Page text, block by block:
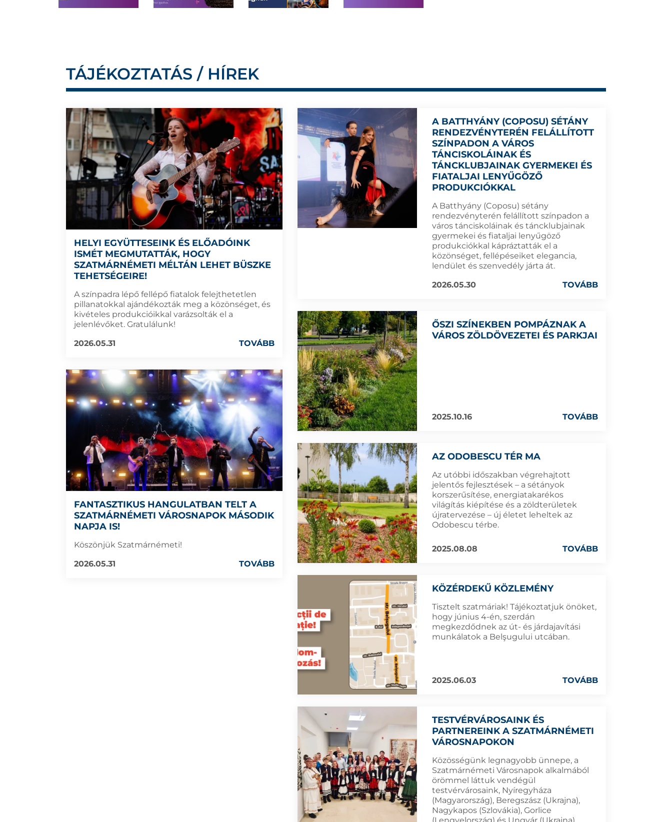
TÁJÉKOZTATÁS / HÍREK
HELYI EGYÜTTESEINK ÉS ELŐADÓINK
ISMÉT MEGMUTATTÁK, HOGY
SZATMÁRNÉMETI MÉLTÁN LEHET BÜSZKE
TEHETSÉGEIRE!
A színpadra lépő fellépő fiatalok felejthetetlen
pillanatokkal ajándékozták meg a közönséget, és
kivételes produkcióikkal varázsolták el a
jelenlévőket. Gratulálunk!
2026.05.31
TOVÁBB
FANTASZTIKUS HANGULATBAN TELT A
SZATMÁRNÉMETI VÁROSNAPOK MÁSODIK
NAPJA IS!
Köszönjük Szatmárnémeti!
2026.05.31
TOVÁBB
A BATTHYÁNY (COPOSU) SÉTÁNY
RENDEZVÉNYTERÉN FELÁLLÍTOTT
SZÍNPADON A VÁROS
TÁNCISKOLÁINAK ÉS
TÁNCKLUBJAINAK GYERMEKEI ÉS
FIATALJAI LENYŰGÖZŐ
PRODUKCIÓKKAL
A Batthyány (Coposu) sétány
rendezvényterén felállított színpadon a
város tánciskoláinak és táncklubjainak
gyermekei és fiataljai lenyűgöző
produkciókkal kápráztatták el a
közönséget, fellépéseiket elegancia,
lendület és szenvedély járta át.
2026.05.30
TOVÁBB
ŐSZI SZÍNEKBEN POMPÁZNAK A
VÁROS ZÖLDÖVEZETEI ÉS PARKJAI
2025.10.16 TOVÁBB
AZ ODOBESCU TÉR MA
Az utóbbi időszakban végrehajtott
jelentős fejlesztések – a sétányok
korszerűsítése, energiatakarékos
világítás kiépítése és a zöldterületek
újratervezése – új életet leheltek az
Odobescu térbe.
2025.08.08 TOVÁBB
KÖZÉRDEKŰ KÖZLEMÉNY
Tisztelt szatmáriak! Tájékoztatjuk önöket,
hogy június 4-én, szerdán
megkezdődnek az út- és járdajavítási
munkálatok a Belşugului utcában.
2025.06.03 TOVÁBB
TESTVÉRVÁROSAINK ÉS
PARTNEREINK A SZATMÁRNÉMETI
VÁROSNAPOKON
Közösségünk legnagyobb ünnepe, a
Szatmárnémeti Városnapok alkalmából
örömmel láttuk vendégül
testvérvárosaink, Nyíregyháza
(Magyarország), Beregszász (Ukrajna),
Nagykapos (Szlovákia), Gorlice